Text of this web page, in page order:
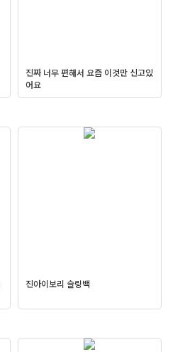
진짜 너무 편해서 요즘 이것만 신고있
어요
진아이보리 슬링백